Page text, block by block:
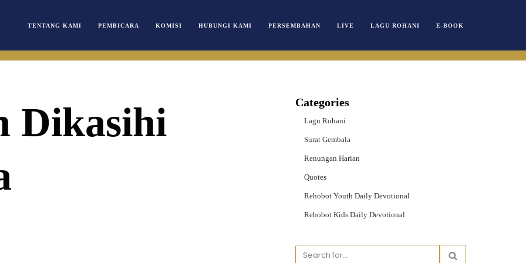
TENTANG KAMI PEMBICARA KOMISI HUBUNGI KAMI PERSEMBAHAN LIVE LAGU ROHANI E-BOOK
Dikasihi
Categories
Lagu Rohani
Surat Gembala
Renungan Harian
Quotes
Rehobot Youth Daily Devotional
Rehobot Kids Daily Devotional